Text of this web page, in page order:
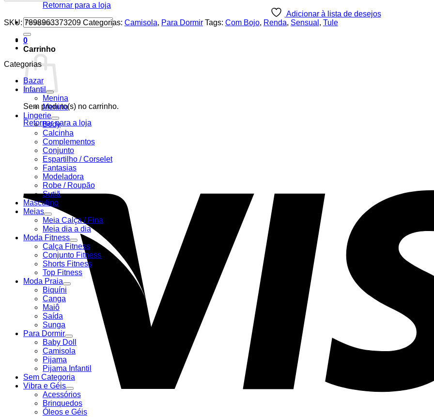
Retornar para a loja
Pesquisar
por:
0
Carrinho
Sem produto(s) no carrinho.
Retornar para a loja
Adicionar à lista de desejos
SKU: 7898963373209 Categorias: Camisola, Para Dormir Tags: Com Bojo, Renda, Sensual , Tule
Categorias
Bazar
Infantil
Menina
Menino
Lingerie
Body
Calcinha
Complementos
Conjunto
Espartilho / Corselet
Fantasias
Modeladora
Robe / Roupão
Sutiã
Masculino
Meias
Meia Calça / Fina
Meia dia a dia
Moda Fitness
Calça Fitness
Conjunto Fitness
Shorts Fitness
Top Fitness
Moda Praia
Biquíni
Canga
Maiô
Saída
Sunga
Para Dormir
Baby Doll
Camisola
Pijama
Pijama Infantil
Sem Categoria
Vibra e Géis
Acessórios
Brinquedos
Óleos e Géis